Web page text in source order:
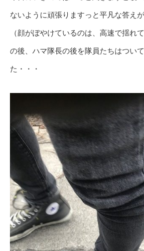
ないように頑張りますっと平凡な答え
（顔がぼやけているのは、高速で揺れ
の後、ハマ隊長の後を隊員たちはつい
た・・・